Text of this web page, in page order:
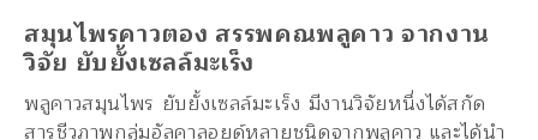
สมุนไพรคาวตอง สรรพคณพลูคาว จากงาน
วิจัย ยับยั้งเซลล์มะเร็ง
พลูคาวสมุนไพร ยับยั้งเซลล์มะเร็ง มีงานวิจัยหนึ่งได้สกัด
สารชีวภาพกลุ่มอัลคาลอยด์หลายชนิดจากพลูคาว และได้นำ